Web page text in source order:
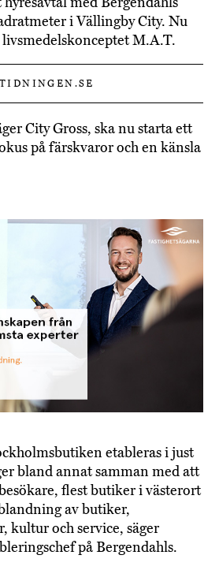
i Vällingby City. Nu
livsmedelskonceptet M.A.T.
City Gross, ska nu starta ett
på färskvaror och en känsla
etableras i just
bland annat samman med att
flest butiker i västerort
av butiker,
kultur och service, säger
på Bergendahls.